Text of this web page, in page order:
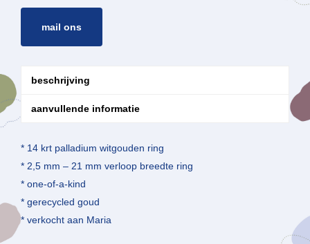
mail ons
beschrijving
aanvullende informatie
* 14 krt palladium witgouden ring
* 2,5 mm – 21 mm verloop breedte ring
* one-of-a-kind
* gerecycled goud
* verkocht aan Maria